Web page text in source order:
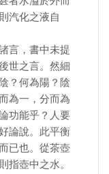
汽化之液自
言，書中未提
世之言。然細
？何為陽？陰
為一，分而為
功能乎？人要
論說。此平衡
已也。從茶壺
指壺中之水。